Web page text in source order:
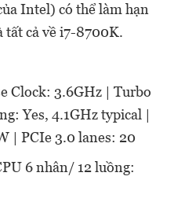
Intel) có thể làm hạn
tất cả về i7-8700K.
Clock: 3.6GHz | Turbo
Yes, 4.1GHz typical |
| PCIe 3.0 lanes: 20
6 nhân/ 12 luồng: